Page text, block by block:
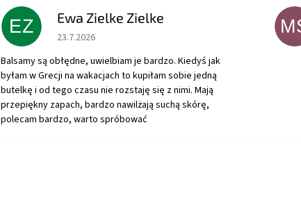
EZ Ewa Zielke Zielke
Hodnotenie obchodu je 5 z 5 hviezdičiek.
23.7.2026
Balsamy są obłędne, uwielbiam je bardzo. Kiedyś jak
byłam w Grecji na wakacjach to kupiłam sobie jedną
butelkę i od tego czasu nie rozstaję się z nimi. Mają
przepiękny zapach, bardzo nawilżają suchą skórę,
polecam bardzo, warto spróbować